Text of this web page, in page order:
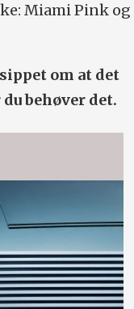
Miami Pink og
om at det
behøver det.